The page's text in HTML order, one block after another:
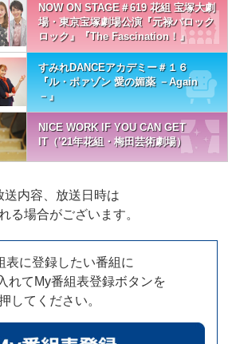
NOW ON STAGE＃619 花組 宝塚大劇
場・東京宝塚劇場公演『元禄バロック
ロック』『The Fascination！』
すみれDANCEアカデミー＃１６
『ル・ポァゾン 愛の媚薬 －Again
－』
NICE WORK IF YOU CAN GET
IT（’21年花組・梅田芸術劇場）
内容、放送日時は
る場合がございます。
表に登録したい番組に
れてMy番組表登録ボタンを
してください。